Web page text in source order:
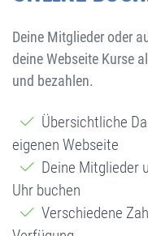
Deine Mitglieder oder
deine Webseite Kurse
und bezahlen.
Übersichtliche
eigenen Webseite
Deine Mitglieder
Uhr buchen
Verschiedene